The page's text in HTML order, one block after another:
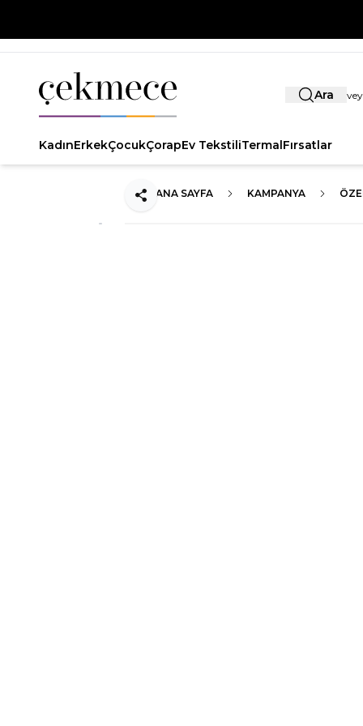
Ara
KadınErkekÇocukÇorapEv TekstiliTermalFırsatlar
ANA SAYFA KAMPANYA
Paylaş